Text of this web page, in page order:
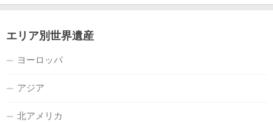
エリア別世界遺産
ヨーロッパ
アジア
北アメリカ